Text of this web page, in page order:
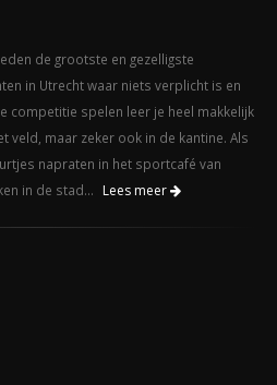
de grootste en gezelligste
in Utrecht waar niets verplicht is en
competitie spelen leer je heel makkelijk
veld, maar zeker ook in de kantine. Als
napraten in het sportcafé van
in de stad...
Lees meer